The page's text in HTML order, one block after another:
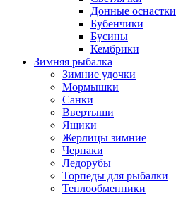
Донные оснастки
Бубенчики
Бусины
Кембрики
Зимняя рыбалка
Зимние удочки
Мормышки
Санки
Ввертыши
Ящики
Жерлицы зимние
Черпаки
Ледорубы
Торпеды для рыбалки
Теплообменники